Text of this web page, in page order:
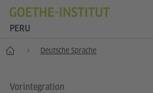
PERU
Start Deutsche Sprache
Vorintegration